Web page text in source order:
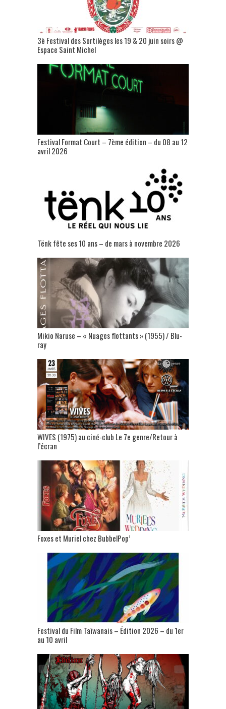
3è Festival des Sortilèges les 19 & 20 juin soirs @
Espace Saint Michel
Festival Format Court – 7ème édition – du 08 au 12
avril 2026
Tënk fête ses 10 ans – de mars à novembre 2026
Mikio Naruse – « Nuages flottants » (1955) / Blu-
ray
WIVES (1975) au ciné-club Le 7e genre/Retour à
l’écran
Foxes et Muriel chez BubbelPop’
Festival du Film Taïwanais – Édition 2026 – du 1er
au 10 avril